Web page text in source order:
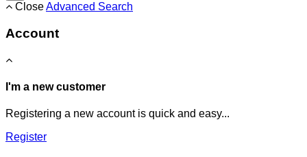
CloseAdvanced Search
Account
I'm a new customer
Registering a new account is quick and easy...
Register